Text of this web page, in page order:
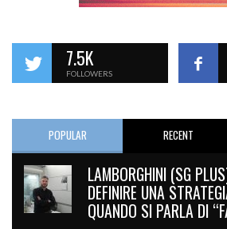
7.5K
FOLLOWERS
POPULAR RECENT
LAMBORGHINI (SG
DEFINIRE UNA
QUANDO SI PARLA DI